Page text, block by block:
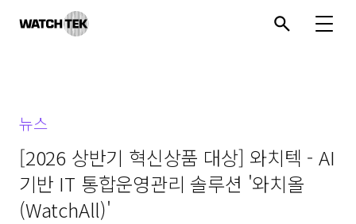
뉴스
[2026 상반기 혁신상품 대상] 와치텍 - AI
기반 IT 통합운영관리 솔루션 '와치올
(WatchAll)'